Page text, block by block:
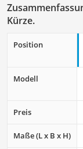
Kürze.
Position
Modell
Preis
Maße (L x B x H)